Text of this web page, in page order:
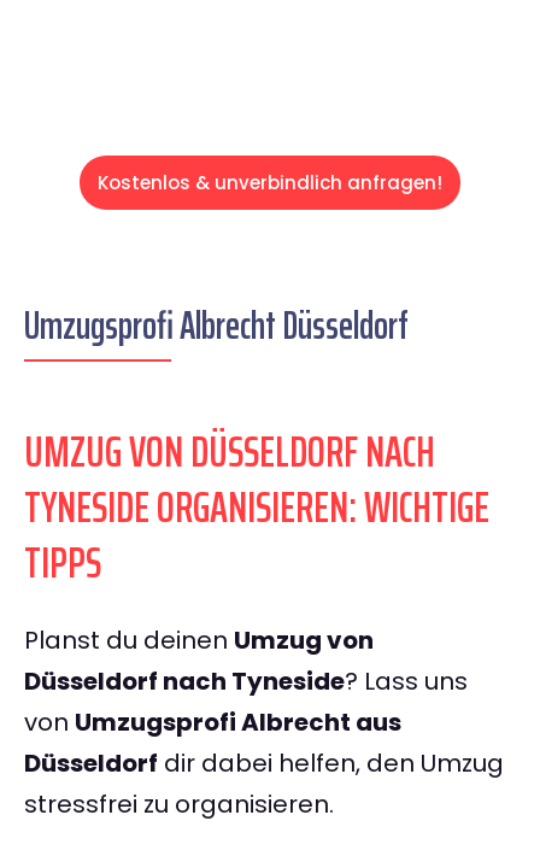
Kostenlos & unverbindlich anfragen!
Umzugsprofi Albrecht Düsseldorf
UMZUG VON DÜSSELDORF NACH
TYNESIDE ORGANISIEREN: WICHTIGE
TIPPS
Planst du deinen Umzug von
Düsseldorf nach Tyneside? Lass uns
von Umzugsprofi Albrecht aus
Düsseldorf dir dabei helfen, den Umzug
stressfrei zu organisieren.